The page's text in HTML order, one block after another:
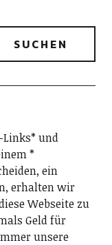
Links* und
*
ein
erhalten wir
Webseite zu
Geld für
unsere